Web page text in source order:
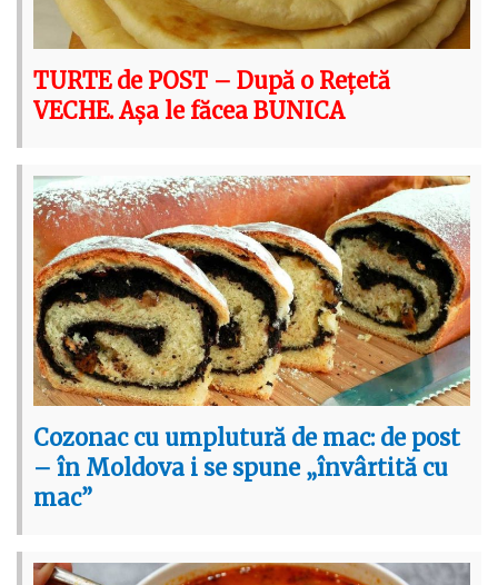
TURTE de POST – După o Rețetă
VECHE. Așa le făcea BUNICA
Cozonac cu umplutură de mac: de post
– în Moldova i se spune „învârtită cu
mac”